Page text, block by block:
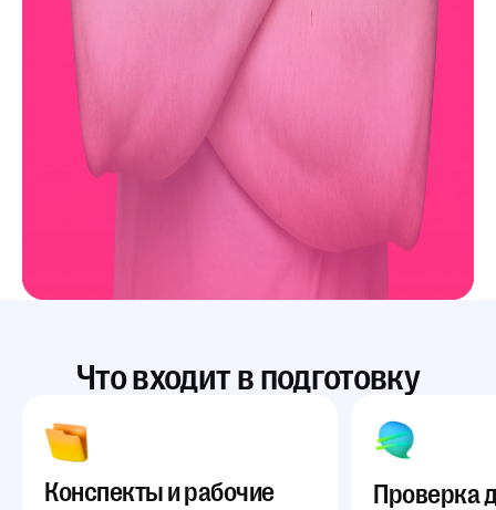
Что входит в подготовку
Конспекты и рабочие
Проверка